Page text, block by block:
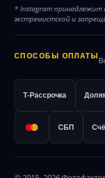
* Instagram принадлежит
экстремистской и
СПОСОБЫ ОПЛАТЫ
Т-Рассрочка
СБП